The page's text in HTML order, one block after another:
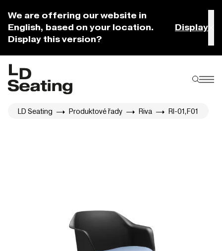
We are offering our website in
English, based on your location.
Display this version?
Display
LD Seating Produktové řady Riva RI-01,F01